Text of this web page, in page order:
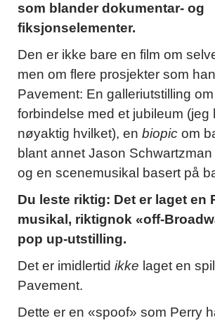
som blander dokumentar- og
fiksjonselementer.
Den er ikke bare en film om
men om flere prosjekter som
Pavement: En galleriutstilling
forbindelse med et jubileum (jeg
nøyaktig hvilket), en biopic om
blant annet Jason
og en scenemusikal basert på
Du leste riktig: Det er laget en
musikal, riktignok «off-
pop up-utstilling.
Det er imidlertid ikke laget en
Pavement.
Dette er en «spoof» som Perry